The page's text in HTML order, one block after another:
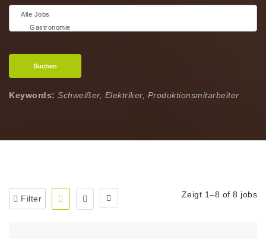
Suchen
Keywords: Schweißer, Elektriker, Produktionsmitarbeiter
Filter Zeigt 1–8 of 8 jobs